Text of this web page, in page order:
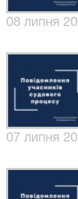
08 липня
07 липня